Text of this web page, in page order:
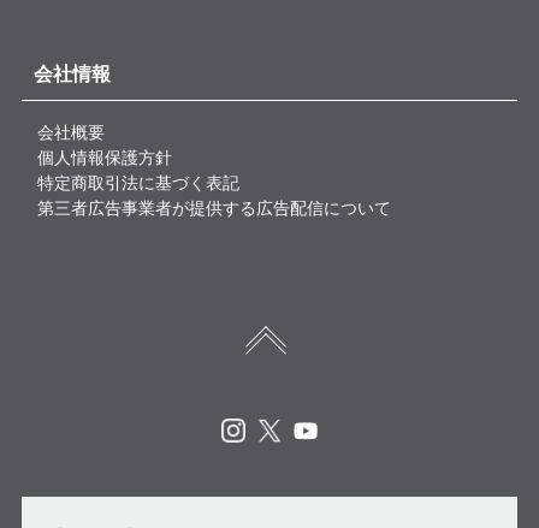
会社情報
会社概要
個人情報保護方針
特定商取引法に基づく表記
第三者広告事業者が提供する広告配信について